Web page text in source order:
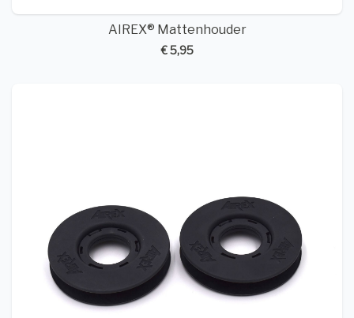
AIREX® Mattenhouder
€ 5,95